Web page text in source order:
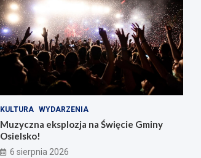
KULTURA WYDARZENIA
Muzyczna eksplozja na Święcie Gminy
Osielsko!
6 sierpnia 2026